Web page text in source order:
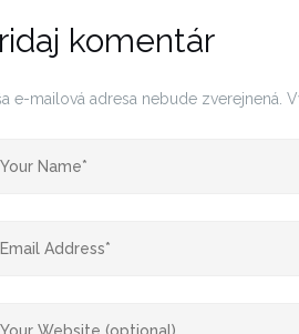
komentár
e-mailová adresa nebude zverejnená.